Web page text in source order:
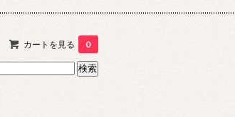
カートを見る 0